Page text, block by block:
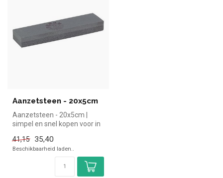
Aanzetsteen - 20x5cm
Aanzetsteen - 20x5cm |
simpel en snel kopen voor in
41,15
35,40
Beschikbaarheid laden..